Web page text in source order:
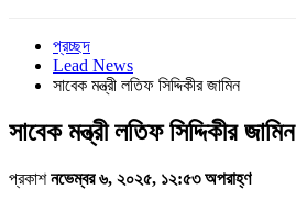
প্রচ্ছদ
Lead News
সাবেক মন্ত্রী লতিফ সিদ্দিকীর জামিন
সাবেক মন্ত্রী লতিফ সিদ্দিকীর জামিন
প্রকাশনভেম্বর ৬, ২০২৫, ১২:৫৩ অপরাহ্ণ